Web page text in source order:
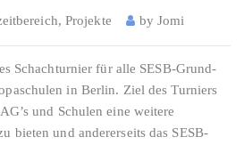
, Projekte byJomi
Schachturnier für alle SESB-Grund-
in Berlin. Ziel des Turniers
und Schulen eine weitere
bieten und andererseits das SESB-